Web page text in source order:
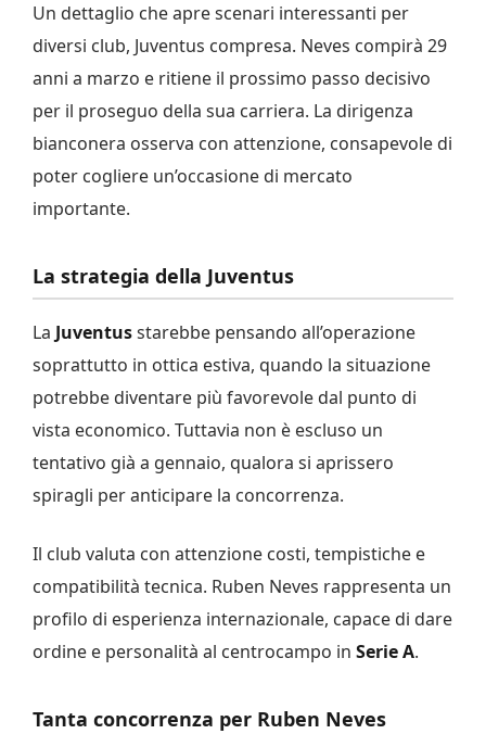
Un dettaglio che apre scenari interessanti per
diversi club, Juventus compresa. Neves compirà 29
anni a marzo e ritiene il prossimo passo decisivo
per il proseguo della sua carriera. La dirigenza
bianconera osserva con attenzione, consapevole di
poter cogliere un’occasione di mercato
importante.
La strategia della Juventus
La Juventusstarebbe pensando all’operazione
soprattutto in ottica estiva, quando la situazione
potrebbe diventare più favorevole dal punto di
vista economico. Tuttavia non è escluso un
tentativo già a gennaio, qualora si aprissero
spiragli per anticipare la concorrenza.
Il club valuta con attenzione costi, tempistiche e
compatibilità tecnica. Ruben Neves rappresenta un
profilo di esperienza internazionale, capace di dare
ordine e personalità al centrocampo in Serie A.
Tanta concorrenza per Ruben Neves